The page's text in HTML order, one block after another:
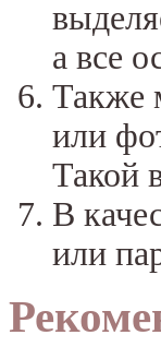
а все
Также
или
Такой
В
или